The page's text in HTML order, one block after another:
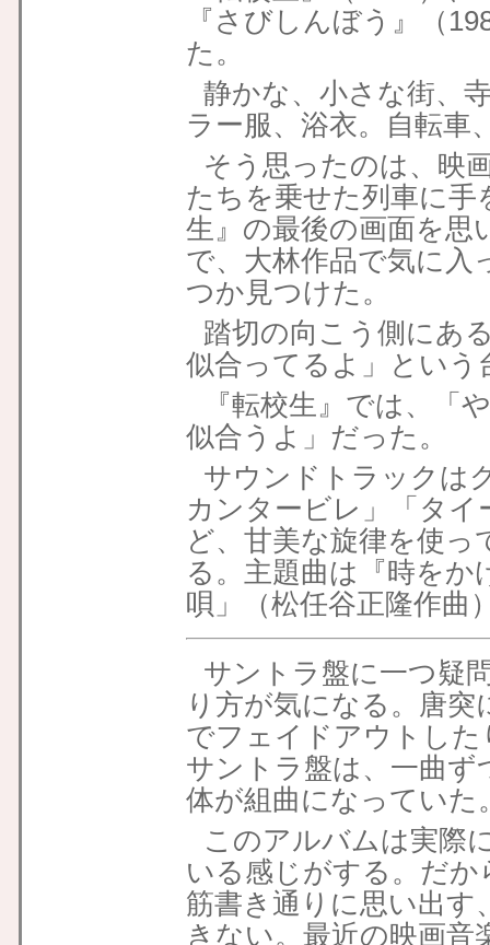
『さびしんぼう』（
た。
静かな、小さな街、
ラー服、浴衣。自転車
そう思ったのは、映
たちを乗せた列車に手
生』の最後の画面を思
で、大林作品で気に入
つか見つけた。
踏切の向こう側にあ
似合ってるよ」という
『転校生』では、「
似合うよ」だった。
サウンドトラックは
カンタービレ」「タイ
ど、甘美な旋律を使っ
る。主題曲は『時をか
唄」（松任谷正隆作曲
サントラ盤に一つ疑
り方が気になる。唐
でフェイドアウトし
サントラ盤は、一曲
体が組曲になっていた
このアルバムは実際
いる感じがする。だ
筋書き通りに思い出す
きない。最近の映画